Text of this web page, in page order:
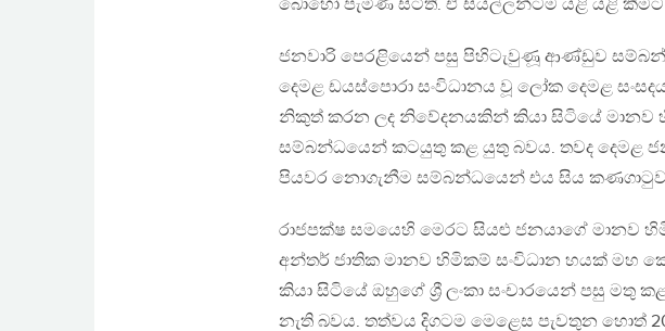
බොහෝ පැමිණ සිටිති. ඒ සියල්ලන්ටම යළි යළි කීමට
ජනවාරි පෙරළියෙන් පසු පිහිටැවුණූ ආණ්ඩුව
දෙමළ ඩයස්පොරා සංවිධානය වූ ලෝක දෙමළ
නිකුත් කරන ලද නිවේදනයකින් කියා සිටියේ මානව
සම්බන්ධයෙන් කටයුතු කළ යුතු බවය‍. තවද දෙමළ
පියවර නොගැනීම සම්බන්ධයෙන් එය සිය
රාජපක්ෂ සමයෙහි මෙරට සියළු ජනයාගේ මානව
අන්තර් ජාතික මානව හිමිකම් සංවිධාන හයක් මහ
කියා සිටියේ ඔහුගේ ශ්‍රී ලංකා සංචාරයෙන් පසු මතු
නැති බවය‍. තත්වය දිගටම මෙළෙස පැවතුන හොත්